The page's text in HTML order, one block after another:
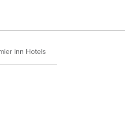
Inn Hotels